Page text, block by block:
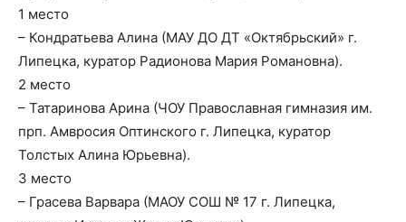
1 место
– Кондратьева Алина (МАУ ДО ДТ «Октябрьский» г.
Липецка, куратор Радионова Мария Романовна).
2 место
– Татаринова Арина (ЧОУ Православная гимназия им.
прп. Амвросия Оптинского г. Липецка, куратор
Толстых Алина Юрьевна).
3 место
– Грасева Варвара (МАОУ СОШ № 17 г. Липецка,